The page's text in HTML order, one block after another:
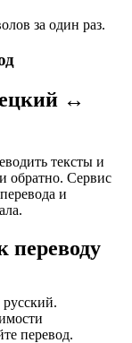
за один раз.
↔
тексты и
и обратно. Сервис
и
переводу
перевод.